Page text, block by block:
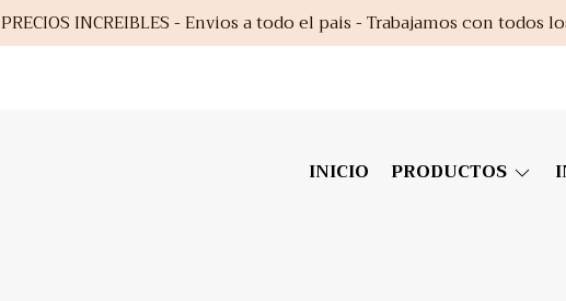
PRECIOS INCREIBLES - Envios a todo el pais - Trabajamos con todos
INICIO PRODUCTOS